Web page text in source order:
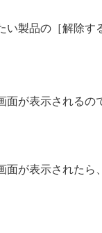
い製品の［解除
面が表示される
面が表示された